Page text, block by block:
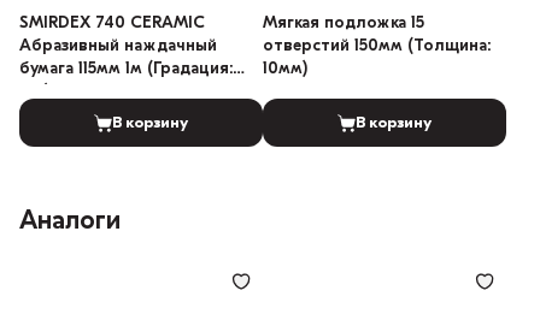
SMIRDEX 740 CERAMIC
Абразивный наждачный
бумага 115мм 1м (Градация:
В корзину
Мягкая подложка 15
отверстий 150мм (Толщина:
10мм)
В корзину
Аналоги